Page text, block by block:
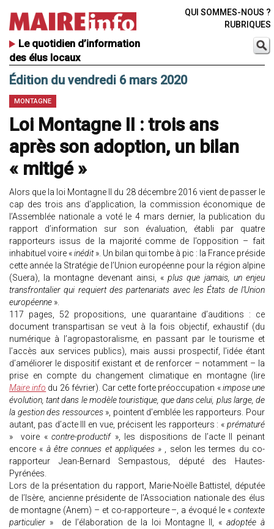
Le quotidien d’information
des élus locaux
QUI SOMMES-NOUS ?
RUBRIQUES
Édition du vendredi 6 mars 2020
MONTAGNE
Loi Montagne II : trois ans
après son adoption, un bilan
« mitigé »
Alors que la loi Montagne II du 28 décembre 2016 vient de passer le
cap des trois ans d’application, la commission économique de
l’Assemblée nationale a voté le 4 mars dernier, la publication du
rapport d’information sur son évaluation, établi par quatre
rapporteurs issus de la majorité comme de l’opposition – fait
inhabituel voire «inédit». Un bilan qui tombe à pic : la France préside
cette année la Stratégie de l’Union européenne pour la région alpine
(Suera), la montagne devenant ainsi, «plus que jamais, un enjeu
transfrontalier qui requiert des partenariats avec les États de l’Union
européenne ».
117 pages, 52 propositions, une quarantaine d’auditions : ce
document transpartisan se veut à la fois objectif, exhaustif (du
numérique à l’agropastoralisme, en passant par le tourisme et
l’accès aux services publics), mais aussi prospectif, l’idée étant
d’améliorer le dispositif existant et de renforcer – notamment – la
prise en compte du changement climatique en montagne (lire
Maire info du 26 février). Car cette forte préoccupation «impose une
évolution, tant dans le modèle touristique, que dans celui, plus large, de
la gestion des ressources», pointent d’emblée les rapporteurs. Pour
autant, pas d’acte III en vue, précisent les rapporteurs : « prématuré
» voire «contre-productif », les dispositions de l’acte II peinant
encore « à être connues et appliquées » , selon les termes du co-
rapporteur Jean-Bernard Sempastous, député des Hautes-
Pyrénées.
Lors de la présentation du rapport, Marie-Noëlle Battistel, députée
de l’Isère, ancienne présidente de l’Association nationale des élus
de montagne (Anem) – et co-rapporteure –, a évoqué le « contexte
particulier » de l’élaboration de la loi Montagne II, « adoptée à